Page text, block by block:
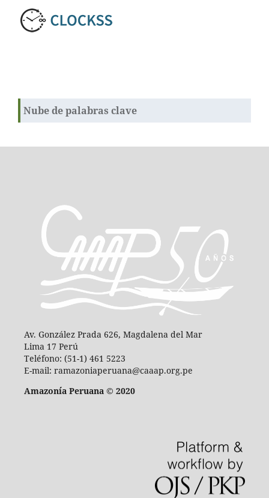
Nube de palabras clave
Av. González Prada 626, Magdalena del Mar
Lima 17 Perú
Teléfono: (51-1) 461 5223
E-mail: ramazoniaperuana@caaap.org.pe
Amazonía Peruana © 2020